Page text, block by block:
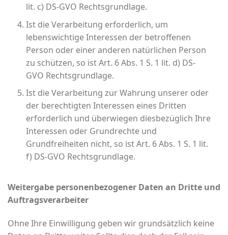
lit. c) DS-GVO Rechtsgrundlage.
Ist die Verarbeitung erforderlich, um
lebenswichtige Interessen der betroffenen
Person oder einer anderen natürlichen Person
zu schützen, so ist Art. 6 Abs. 1 S. 1 lit. d) DS-
GVO Rechtsgrundlage.
Ist die Verarbeitung zur Wahrung unserer oder
der berechtigten Interessen eines Dritten
erforderlich und überwiegen diesbezüglich Ihre
Interessen oder Grundrechte und
Grundfreiheiten nicht, so ist Art. 6 Abs. 1 S. 1 lit.
f) DS-GVO Rechtsgrundlage.
Weitergabe personenbezogener Daten an Dritte und
Auftragsverarbeiter
Ohne Ihre Einwilligung geben wir grundsätzlich keine